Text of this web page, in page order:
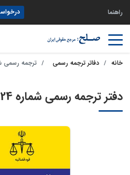
راهنما
خانه دفاتر ترجمه رسمی ترجمه رسمی شماره
دفتر ترجمه رسمی شماره 924 تهران